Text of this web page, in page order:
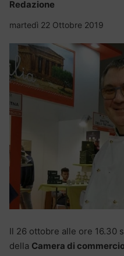
Redazione
martedì 22 Ottobre 2019
Il 26 ottobre alle ore 16.30
della Camera di